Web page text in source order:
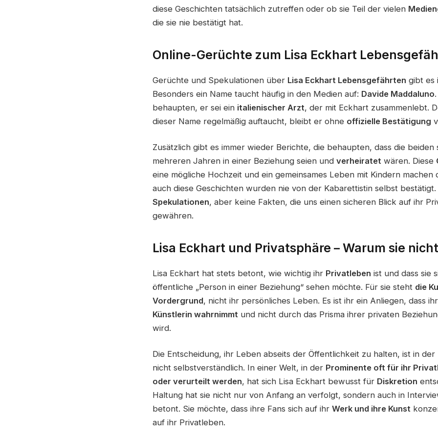
diese Geschichten tatsächlich zutreffen oder ob sie Teil der vielen
die sie nie bestätigt hat.
Online-Gerüchte zum Lisa Eckhart
Gerüchte und Spekulationen über Lisa Eckhart Lebensgefährten gibt es
Besonders ein Name taucht häufig in den Medien auf: Davide Maddaluno
behaupten, er sei ein italienischer Arzt, der mit Eckhart zusammenlebt.
dieser Name regelmäßig auftaucht, bleibt er ohne offizielle Bestätigung
Zusätzlich gibt es immer wieder Berichte, die behaupten, dass die beiden
mehreren Jahren in einer Beziehung seien und verheiratet wären. Diese
eine mögliche Hochzeit und ein gemeinsames Leben mit Kindern machen
auch diese Geschichten wurden nie von der Kabarettistin selbst bestätigt.
Spekulationen, aber keine Fakten, die uns einen sicheren Blick auf ihr
gewähren.
Lisa Eckhart und Privatsphäre – Warum sie
Lisa Eckhart hat stets betont, wie wichtig ihr Privatleben ist und dass sie
öffentliche „Person in einer Beziehung“ sehen möchte. Für sie steht die
Vordergrund, nicht ihr persönliches Leben. Es ist ihr ein Anliegen, dass
Künstlerin wahrnimmt und nicht durch das Prisma ihrer privaten
wird.
Die Entscheidung, ihr Leben abseits der Öffentlichkeit zu halten, ist in der
nicht selbstverständlich. In einer Welt, in der Prominente oft für ihr
oder verurteilt werden, hat sich Lisa Eckhart bewusst für Diskretion
Haltung hat sie nicht nur von Anfang an verfolgt, sondern auch in
betont. Sie möchte, dass ihre Fans sich auf ihr Werk und ihre Kunst
auf ihr Privatleben.